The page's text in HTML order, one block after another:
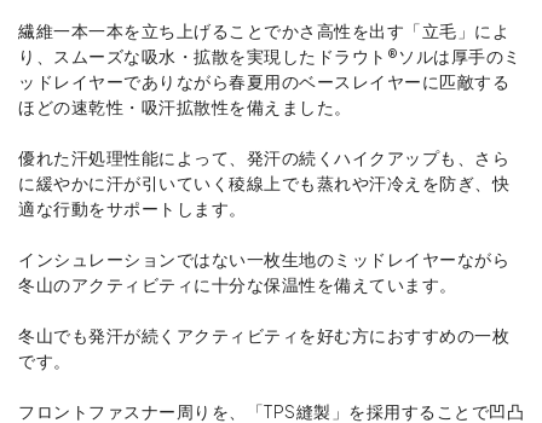
繊維一本一本を立ち上げることでかさ高性を出す「立毛」によ
り、スムーズな吸水・拡散を実現したドラウト®ソルは厚手のミ
ッドレイヤーでありながら春夏用のベースレイヤーに匹敵する
ほどの速乾性・吸汗拡散性を備えました。
優れた汗処理性能によって、発汗の続くハイクアップも、さら
に緩やかに汗が引いていく稜線上でも蒸れや汗冷えを防ぎ、快
適な行動をサポートします。
インシュレーションではない一枚生地のミッドレイヤーながら
冬山のアクティビティに十分な保温性を備えています。
冬山でも発汗が続くアクティビティを好む方におすすめの一枚
です。
フロントファスナー周りを、「TPS縫製」を採用することで凹凸